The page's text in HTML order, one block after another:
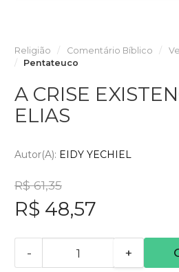
Religião Comentário Bíblico
Pentateuco
A CRISE
ELIAS
Autor(a): EIDY YECHIEL
R$ 61,35
R$ 48,57
- +